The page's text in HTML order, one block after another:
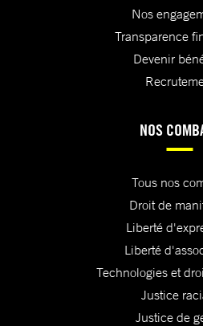
Nos
Transparence
Devenir
NOS
Tous nos
Droit de
Liberté
Liberté
Technologies et
Justice
Justice de